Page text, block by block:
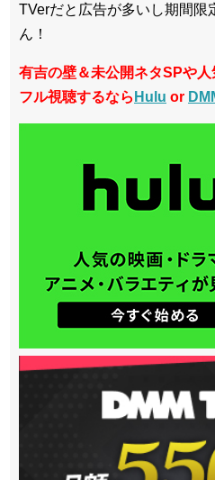
TVerだと広告が多いし期間限
ん！
有吉の壁＆未公開ネタSPや
フル視聴するなら Hulu or